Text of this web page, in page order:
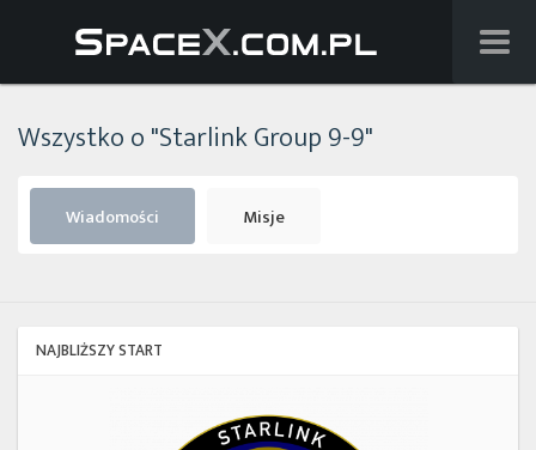
Starlink
Wszystko o "Starlink Group 9-9"
Wiadomości Misje
NAJBLIŻSZY START